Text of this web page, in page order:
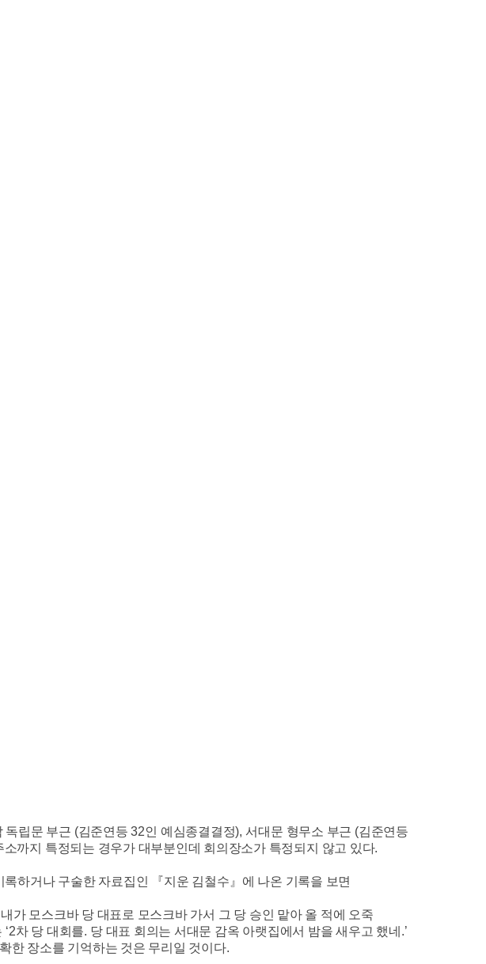
독립문 부근 (김준연등32인 예심종결결정), 서대문 형무소 부근 (김준연등
까지 특정되는 경우가 대부분인데 회의장소가 특정되지 않고 있다.
하거나 구술한 자료집인 『지운 김철수 』 에 나온 기록을 보면
가 모스크바 당 대표로 모스크바 가서 그 당 승인 맡아 올 적에 오죽
‘2차 당 대회를. 당 대표 회의는 서대문 감옥 아랫집에서 밤을 새우고 했네 .’
한 장소를 기억하는 것은 무리일 것이다.